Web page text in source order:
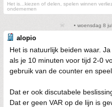
Het is...kiezen of delen, spelen winnen
ondernemen
• woensdag 8
alopio
Het is natuurlijk beiden waar.
als je 10 minuten voor tijd 2-0
gebruik van de counter en
Dat er ook discutabele
Dat er geen VAR op de lijn is